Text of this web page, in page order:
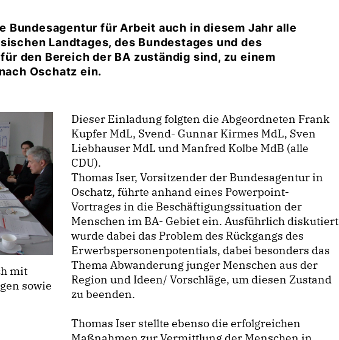
Bundesagentur für Arbeit auch in diesem Jahr alle
Landtages, des Bundestages und des
den Bereich der BA zuständig sind, zu einem
Oschatz ein.
mit
sowie
Dieser Einladung folgten die Abgeordneten Frank
Kupfer MdL, Svend- Gunnar Kirmes MdL, Sven
Liebhauser MdL und Manfred Kolbe MdB (alle
CDU).
Thomas Iser, Vorsitzender der Bundesagentur in
Oschatz, führte anhand eines Powerpoint-
Vortrages in die Beschäftigungssituation der
Menschen im BA- Gebiet ein. Ausführlich diskutiert
wurde dabei das Problem des Rückgangs des
Erwerbspersonenpotentials, dabei besonders das
Thema Abwanderung junger Menschen aus der
Region und Ideen/ Vorschläge, um diesen Zustand
zu beenden.
Thomas Iser stellte ebenso die erfolgreichen